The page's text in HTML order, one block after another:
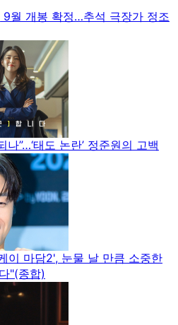
9월 개봉 확정…추석 극장가 정조
”…‘태도 논란’ 정준원의 고백
이 마담2', 눈물 날 만큼 소중한
"(종합)